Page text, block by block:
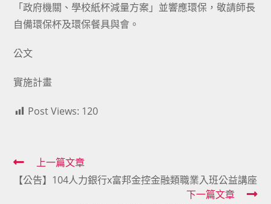
「政府機關、學校紙杯減量方案」並響應環保，敬請師長
自備環保杯及環保餐具與會。
公文
實施計畫
Post Views: 120
Read
more
上一篇文章
【公告】104人力銀行x富邦金控金融類職業入班公益講座
下一篇文章